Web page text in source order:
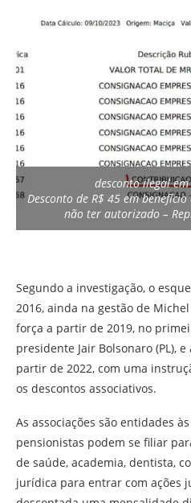
desconto ilegal
Desconto de R$ 45 em
não ter autorizado –
Segundo a investigação, o
2016, ainda na gestão de
força a partir de 2019, no
presidente Jair Bolsonaro (PL),
partir de 2022, com uma
os descontos associativos.
As associações são entidades
pensionistas podem se filiar
de saúde, academia, dentista,
jurídica para entrar com ações